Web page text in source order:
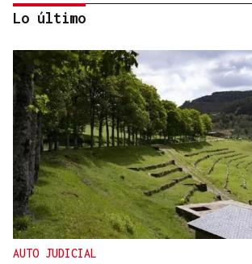
OBITUARIO
Muere a los 50 años el DJ francés
del icónico tema "Nightcall"
Lo último
AUTO JUDICIAL